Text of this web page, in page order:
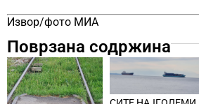
Извор/фото МИА
Поврзана содржина